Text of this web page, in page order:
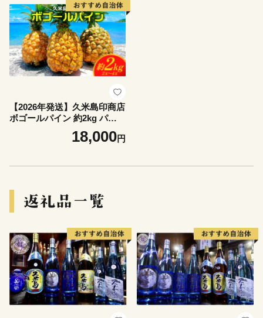
ト グルメ お祝い 贈答品 贈り
物 お歳暮 お中元
【2026年発送】久米島印商店
ボゴールパイン 約2kg パイナ
ップル パイン スナック フル
ーツ ジューシー ボゴール 久
18,000円